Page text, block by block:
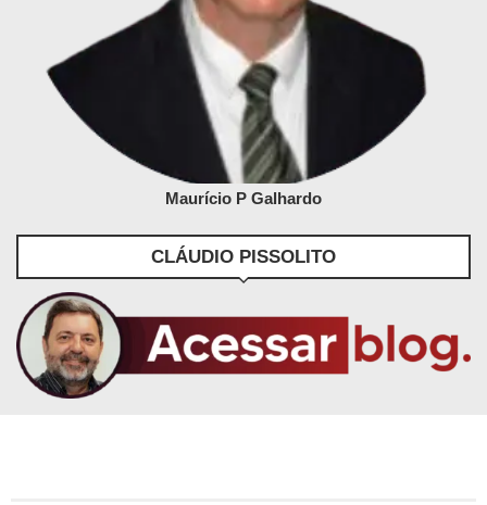
Maurício P Galhardo
CLÁUDIO PISSOLITO